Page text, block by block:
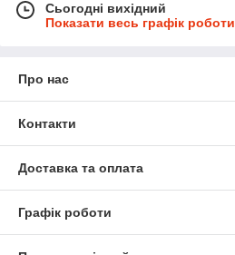
Сьогодні вихідний
Показати весь графік роботи
Про нас
Контакти
Доставка та оплата
Графік роботи